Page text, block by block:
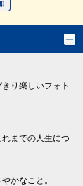
り楽しいフォト
までの人生につ
かなこと。